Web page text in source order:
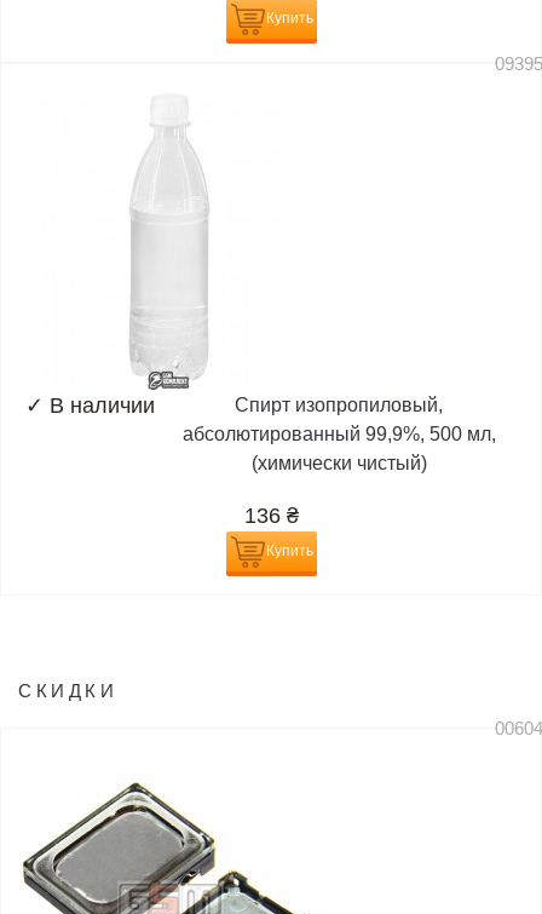
Купить
✓ В наличии
Спирт изопропиловый,
абсолютированный 99,9%, 500 мл,
(химически чистый)
136 ₴
Купить
СКИДКИ